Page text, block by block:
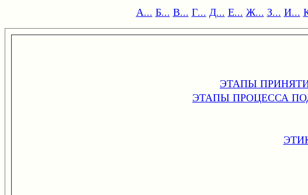
А... Б... В... Г... Д... Е... Ж... З... И...
ЭТАПЫ
ЭТАПЫ ПРОЦЕССА